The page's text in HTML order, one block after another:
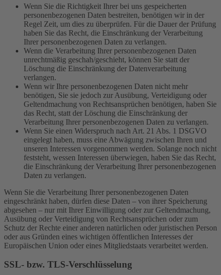
Wenn Sie die Richtigkeit Ihrer bei uns gespeicherten
personenbezogenen Daten bestreiten, benötigen wir in der
Regel Zeit, um dies zu überprüfen. Für die Dauer der Prüfung
haben Sie das Recht, die Einschränkung der Verarbeitung
Ihrer personenbezogenen Daten zu verlangen.
Wenn die Verarbeitung Ihrer personenbezogenen Daten
unrechtmäßig geschah/geschieht, können Sie statt der
Löschung die Einschränkung der Datenverarbeitung
verlangen.
Wenn wir Ihre personenbezogenen Daten nicht mehr
benötigen, Sie sie jedoch zur Ausübung, Verteidigung oder
Geltendmachung von Rechtsansprüchen benötigen, haben Sie
das Recht, statt der Löschung die Einschränkung der
Verarbeitung Ihrer personenbezogenen Daten zu verlangen.
Wenn Sie einen Widerspruch nach Art. 21 Abs. 1 DSGVO
eingelegt haben, muss eine Abwägung zwischen Ihren und
unseren Interessen vorgenommen werden. Solange noch nicht
feststeht, wessen Interessen überwiegen, haben Sie das Recht,
die Einschränkung der Verarbeitung Ihrer personenbezogenen
Daten zu verlangen.
Wenn Sie die Verarbeitung Ihrer personenbezogenen Daten
eingeschränkt haben, dürfen diese Daten – von ihrer Speicherung
abgesehen – nur mit Ihrer Einwilligung oder zur Geltendmachung,
Ausübung oder Verteidigung von Rechtsansprüchen oder zum
Schutz der Rechte einer anderen natürlichen oder juristischen Person
oder aus Gründen eines wichtigen öffentlichen Interesses der
Europäischen Union oder eines Mitgliedstaats verarbeitet werden.
SSL- bzw. TLS-Verschlüsselung